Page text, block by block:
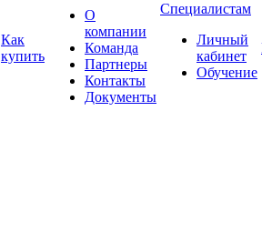
Как
купить
О
компании
Команда
Партнеры
Контакты
Документы
Специалистам
Личный
кабинет
Обучение